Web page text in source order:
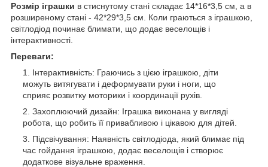
Розмір іграшки в стиснутому стані складає 14*16*3,5 см, а в
розширеному стані - 42*29*3,5 см. Коли граються з іграшкою,
світлодіод починає блимати, що додає веселощів і
інтерактивності.
Переваги:
Інтерактивність: Граючись з цією іграшкою, діти
можуть витягувати і деформувати руки і ноги, що
сприяє розвитку моторики і координації рухів.
Захоплюючий дизайн: Іграшка виконана у вигляді
робота, що робить її привабливою і цікавою для дітей.
Підсвічування: Наявність світлодіода, який блимає під
час гойдання іграшкою, додає веселощів і створює
додаткове візуальне враження.